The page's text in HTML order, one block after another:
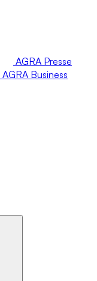
AGRA Presse
AGRA Business